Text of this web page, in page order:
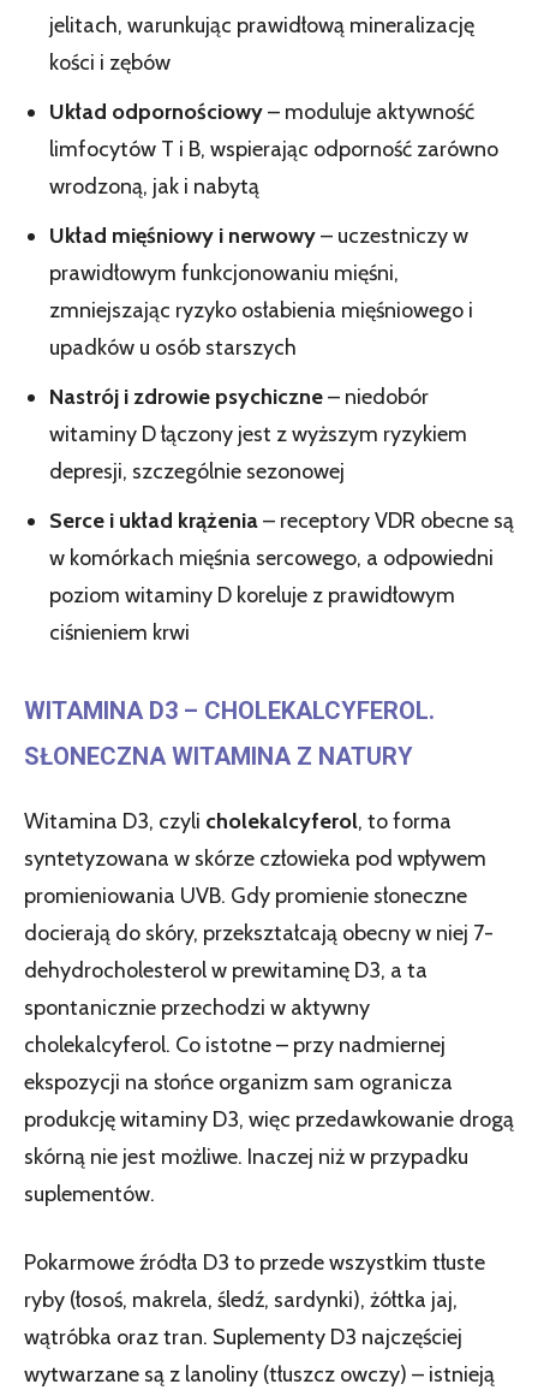
jelitach, warunkując prawidłową mineralizację
kości i zębów
Układ odpornościowy– moduluje aktywność
limfocytów T i B, wspierając odporność zarówno
wrodzoną, jak i nabytą
Układ mięśniowy i nerwowy– uczestniczy w
prawidłowym funkcjonowaniu mięśni,
zmniejszając ryzyko osłabienia mięśniowego i
upadków u osób starszych
Nastrój i zdrowie psychiczne– niedobór
witaminy D łączony jest z wyższym ryzykiem
depresji, szczególnie sezonowej
Serce i układ krążenia– receptory VDR obecne są
w komórkach mięśnia sercowego, a odpowiedni
poziom witaminy D koreluje z prawidłowym
ciśnieniem krwi
WITAMINA D3 – CHOLEKALCYFEROL.
SŁONECZNA WITAMINA Z NATURY
Witamina D3, czyli cholekalcyferol, to forma
syntetyzowana w skórze człowieka pod wpływem
promieniowania UVB. Gdy promienie słoneczne
docierają do skóry, przekształcają obecny w niej 7-
dehydrocholesterol w prewitaminę D3, a ta
spontanicznie przechodzi w aktywny
cholekalcyferol. Co istotne – przy nadmiernej
ekspozycji na słońce organizm sam ogranicza
produkcję witaminy D3, więc przedawkowanie drogą
skórną nie jest możliwe. Inaczej niż w przypadku
suplementów.
Pokarmowe źródła D3 to przede wszystkim tłuste
ryby (łosoś, makrela, śledź, sardynki), żółtka jaj,
wątróbka oraz tran. Suplementy D3 najczęściej
wytwarzane są z lanoliny (tłuszcz owczy) – istnieją